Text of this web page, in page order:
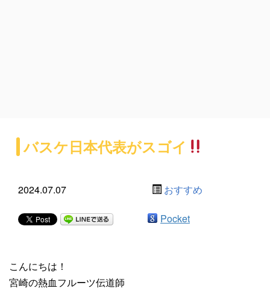
バスケ日本代表がスゴイ
2024.07.07 おすすめ
Pocket
こんにちは！
宮崎の熱血フルーツ伝道師